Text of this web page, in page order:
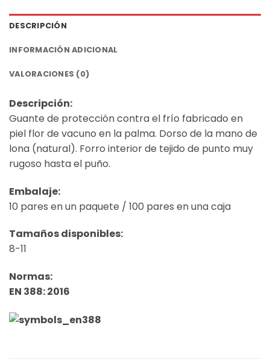
DESCRIPCIÓN
INFORMACIÓN ADICIONAL
VALORACIONES (0)
Descripción:
Guante de protección contra el frío fabricado en
piel flor de vacuno en la palma. Dorso de la mano de
lona (natural). Forro interior de tejido de punto muy
rugoso hasta el puño.
Embalaje:
10 pares en un paquete / 100 pares en una caja
Tamaños disponibles:
8-11
Normas:
EN 388: 2016